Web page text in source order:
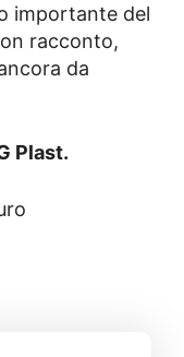
importante del
racconto,
da
Plast.